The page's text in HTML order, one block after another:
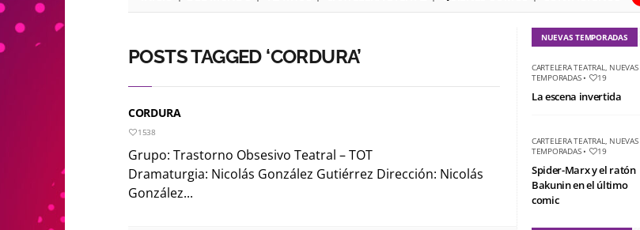
POSTS TAGGED ‘CORDURA’
CORDURA
1538
Grupo: Trastorno Obsesivo Teatral – TOT
Dramaturgia: Nicolás González Gutiérrez Dirección: Nicolás
González...
NUEVAS TEMPORADAS
CARTELERA TEATRAL, NUEVAS
TEMPORADAS• 19
La escena invertida
CARTELERA TEATRAL, NUEVAS
TEMPORADAS• 19
Spider-Marx y el ratón
Bakunin en el último
comic